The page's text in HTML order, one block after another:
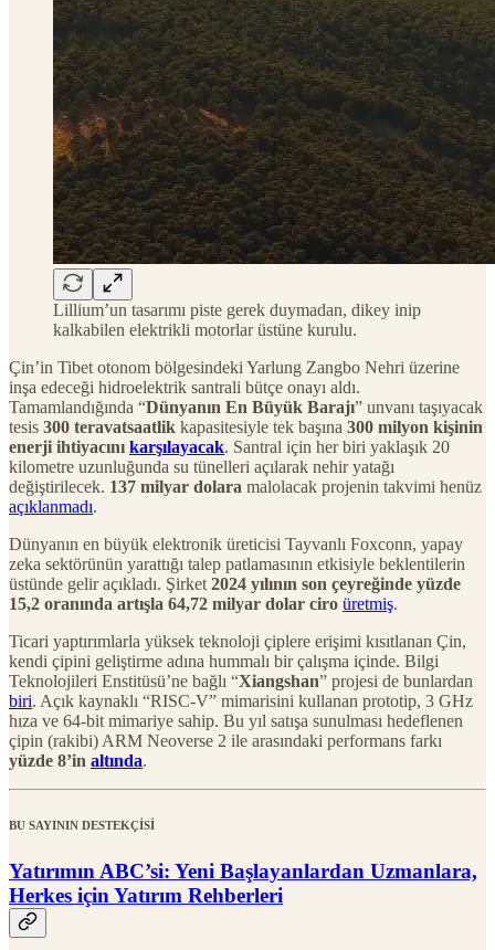
Lillium’un tasarımı piste gerek duymadan, dikey inip
kalkabilen elektrikli motorlar üstüne kurulu.
Çin’in Tibet otonom bölgesindeki Yarlung Zangbo Nehri üzerine
inşa edeceği hidroelektrik santrali bütçe onayı aldı.
Tamamlandığında “Dünyanın En Büyük Barajı” unvanı taşıyacak
tesis 300 teravatsaatlik kapasitesiyle tek başına 300 milyon kişinin
enerji ihtiyacını karşılayacak. Santral için her biri yaklaşık 20
kilometre uzunluğunda su tünelleri açılarak nehir yatağı
değiştirilecek. 137 milyar dolara malolacak projenin takvimi henüz
açıklanmadı.
Dünyanın en büyük elektronik üreticisi Tayvanlı Foxconn, yapay
zeka sektörünün yarattığı talep patlamasının etkisiyle beklentilerin
üstünde gelir açıkladı. Şirket 2024 yılının son çeyreğinde yüzde
15,2 oranında artışla 64,72 milyar dolar ciro üretmiş.
Ticari yaptırımlarla yüksek teknoloji çiplere erişimi kısıtlanan Çin,
kendi çipini geliştirme adına hummalı bir çalışma içinde. Bilgi
Teknolojileri Enstitüsü’ne bağlı “Xiangshan” projesi de bunlardan
biri. Açık kaynaklı “RISC-V” mimarisini kullanan prototip, 3 GHz
hıza ve 64-bit mimariye sahip. Bu yıl satışa sunulması hedeflenen
çipin (rakibi) ARM Neoverse 2 ile arasındaki performans farkı
yüzde 8’in altında.
BU SAYININ DESTEKÇİSİ
Yatırımın ABC’si: Yeni Başlayanlardan Uzmanlara,
Herkes için Yatırım Rehberleri